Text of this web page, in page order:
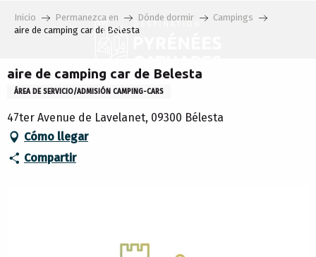
Inicio Permanezca en Dónde dormir
Campings
aire de camping car de Belesta
aire de camping car de Belesta
ÁREA DE SERVICIO/ADMISIÓN CAMPING-CARS
47ter Avenue de Lavelanet, 09300 Bélesta
Cómo llegar
Compartir